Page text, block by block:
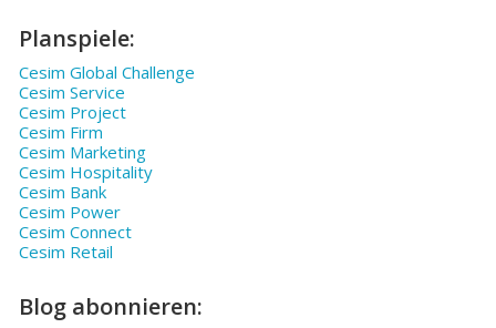
Planspiele:
Cesim Global Challenge
Cesim Service
Cesim Project
Cesim Firm
Cesim Marketing
Cesim Hospitality
Cesim Bank
Cesim Power
Cesim Connect
Cesim Retail
Blog abonnieren: